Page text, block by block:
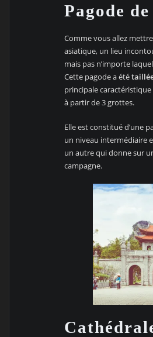
Pagode
Comme vous allez
asiatique, un lieu
mais pas n’importe
Cette pagode a été
principale
à partir de 3 grottes.
Elle est constitué d’une
un niveau intermédiaire
un autre qui donne sur
campagne.